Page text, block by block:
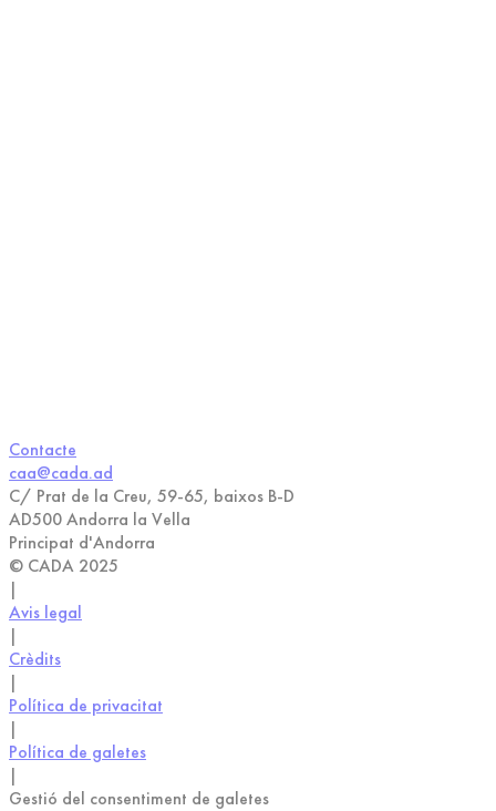
Contacte
caa@cada.ad
C/ Prat de la Creu, 59-65, baixos B-D
AD500 Andorra la Vella
Principat d'Andorra
© CADA 2025
|
Avis legal
|
Crèdits
|
Política de privacitat
|
Política de galetes
|
Gestió del consentiment de galetes